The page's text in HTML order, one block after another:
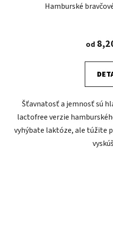
Hamburské
od
Šťavnatosť a jemnosť sú
lactofree verzie
vyhýbate laktóze, ale túžite